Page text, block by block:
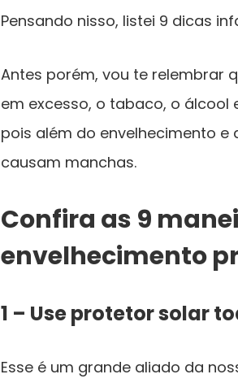
Pensando nisso, listei 9 dicas
Antes porém, vou te relembrar
em excesso, o tabaco, o álcool
pois além do envelhecimento
causam manchas.
Confira as 9
envelhecimento
1 – Use protetor solar
Esse é um grande aliado da